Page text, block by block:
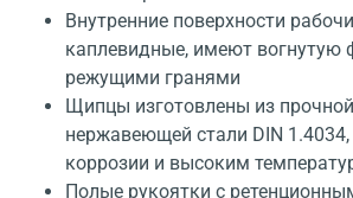
Внутренние поверхности
каплевидные, имеют вогнутую
режущими гранями
Щипцы изготовлены из
нержавеющей стали DIN 1.4034,
коррозии и высоким
Полые рукоятки с